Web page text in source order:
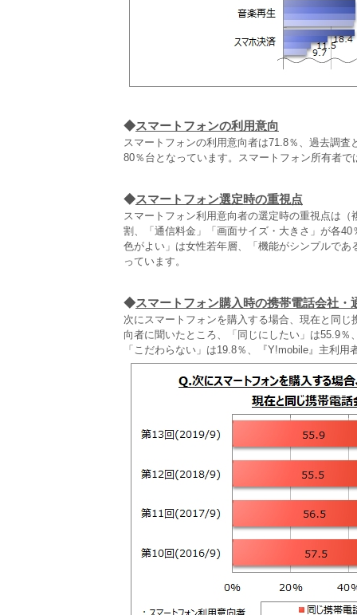
◆スマートフォンの利用意向
スマートフォンの利用意向者は71.8％、過去調
80％台となっています。スマートフォン所有者
◆スマートフォン選定時の重視点
スマートフォン利用意向者の選定時の重視点は
割、「通信料金」「画面サイズ・大きさ」が各
色がよい」は女性若年層、「機能がシンプルで
っています。
◆スマートフォン購入時の携帯電話会社・
次にスマートフォンを購入する場合、現在と同
向者に聞いたところ、「同じにしたい」は55.9
「こだわらない」は19.8％、『Y!mobile』主利